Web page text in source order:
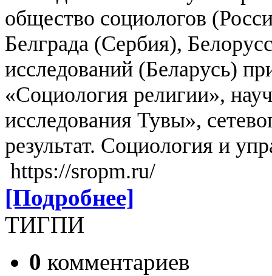
общество социологов
Белграда (Сербия),
исследований (Беларусь)
«Социология религии»,
исследования Тувы»,
результат. Социология и
https://sropm.ru/
[Подробнее]
ТИГПИ
0 комментариев